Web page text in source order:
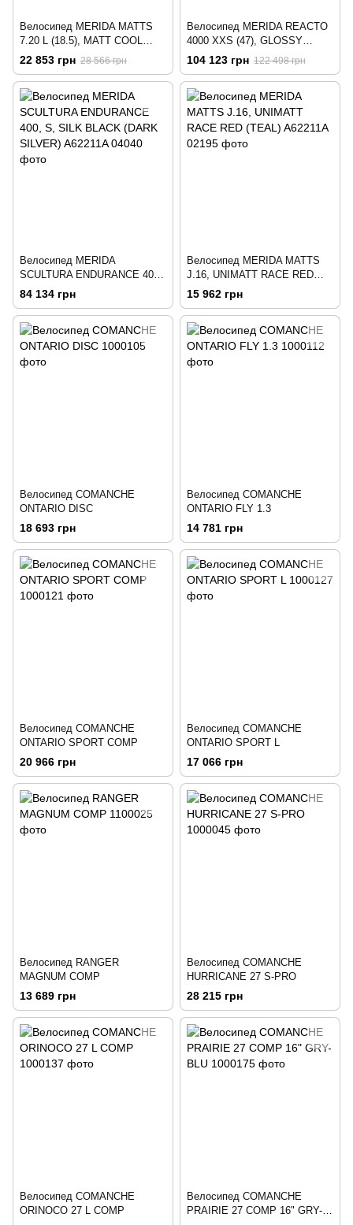
Велосипед MERIDA MATTS
7.20 L (18.5), MATT COOL
GREY (SILVER)
22 853 грн 28 566 грн
Велосипед MERIDA REACTO
4000 XXS (47), GLOSSY
RED/MATT BLACK
104 123 грн 122 498 грн
Велосипед MERIDA
SCULTURA ENDURANCE 400,
S, SILK BLACK (DARK
84 134 грн
Велосипед MERIDA MATTS
J.16, UNIMATT RACE RED
(TEAL)
15 962 грн
Велосипед COMANCHE
ONTARIO DISC
18 693 грн
Велосипед COMANCHE
ONTARIO FLY 1.3
14 781 грн
Велосипед COMANCHE
ONTARIO SPORT COMP
20 966 грн
Велосипед COMANCHE
ONTARIO SPORT L
17 066 грн
Велосипед RANGER
MAGNUM COMP
13 689 грн
Велосипед COMANCHE
HURRICANE 27 S-PRO
28 215 грн
Велосипед COMANCHE
ORINOCO 27 L COMP
Велосипед COMANCHE
PRAIRIE 27 COMP 16" GRY-